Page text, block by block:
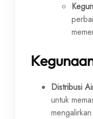
Distribusi
untuk